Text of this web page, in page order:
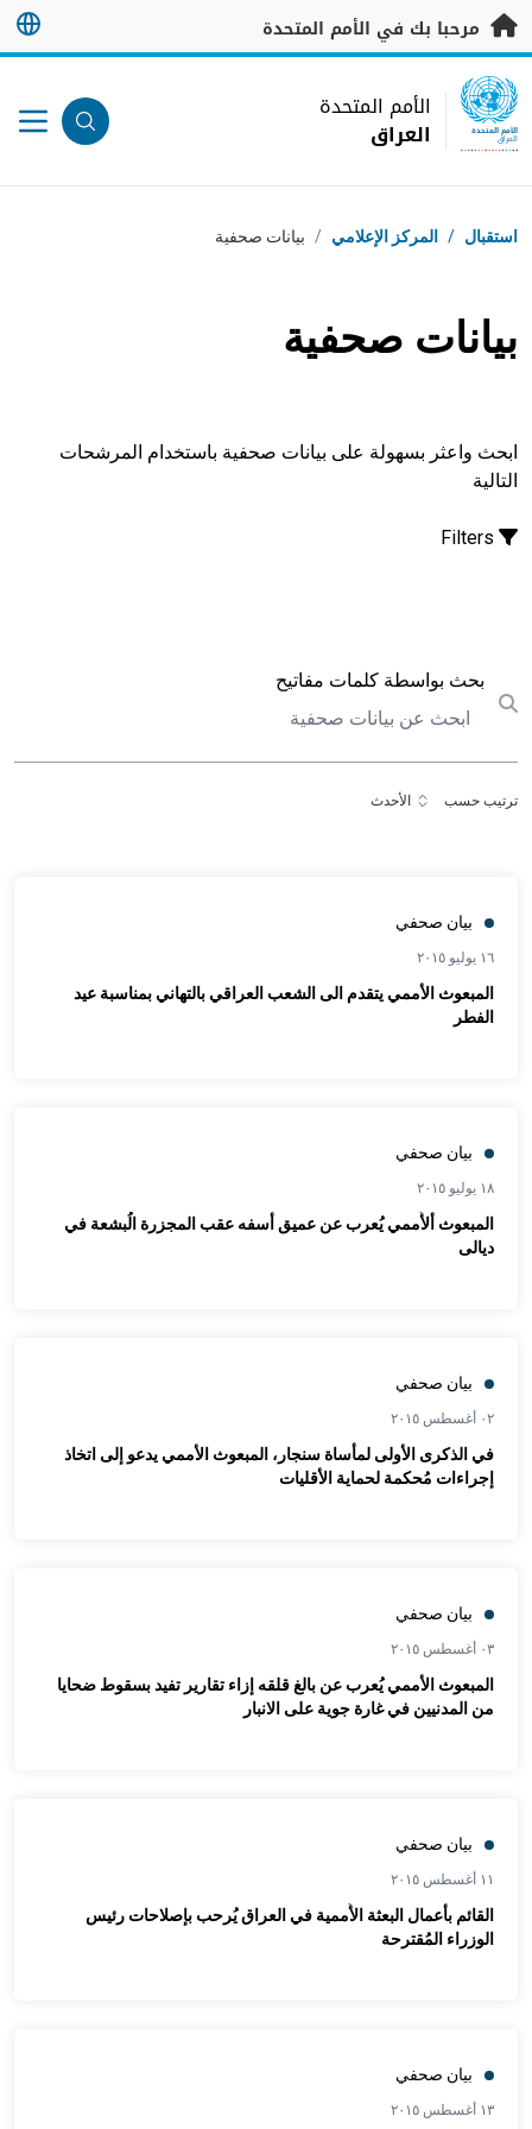
تخطى إلى المحتوى الرئيسي
مرحبا بك في الأمم المتحدة
UN Logo
الأمم المتحدة
العراق
الأمم المتحدة
العراق
مسار التنقل
استقبال / المركز الإعلامي / بيانات صحفية
بيانات صحفية
ابحث واعثر بسهولة على بيانات صحفية باستخدام المرشحات
التالية
Submit search
بحث بواسطة كلمات مفاتيح
ترتيب حسب الأحدث
بيان صحفي
١٦ يوليو ٢٠١٥
المبعوث الأممي يتقدم الى الشعب العراقي بالتهاني بمناسبة عيد
الفطر
بيان صحفي
١٨ يوليو ٢٠١٥
المبعوث ألأُممي يُعرب عن عميق أسفه عقب المجزرة الُبشعة في
ديالى
بيان صحفي
٠٢ أغسطس ٢٠١٥
في الذكرى الأولى لمأساة سنجار، المبعوث الأممي يدعو إلى اتخاذ
إجراءات مُحكمة لحماية الأقليات
بيان صحفي
٠٣ أغسطس ٢٠١٥
المبعوث الأممي يُعرب عن بالغ قلقه إزاء تقارير تفيد بسقوط ضحايا
من المدنيين في غارة جوية على الانبار
بيان صحفي
١١ أغسطس ٢٠١٥
القائم بأعمال البعثة الأُممية في العراق يُرحب بإصلاحات رئيس
الوزراء المُقترحة
بيان صحفي
١٣ أغسطس ٢٠١٥